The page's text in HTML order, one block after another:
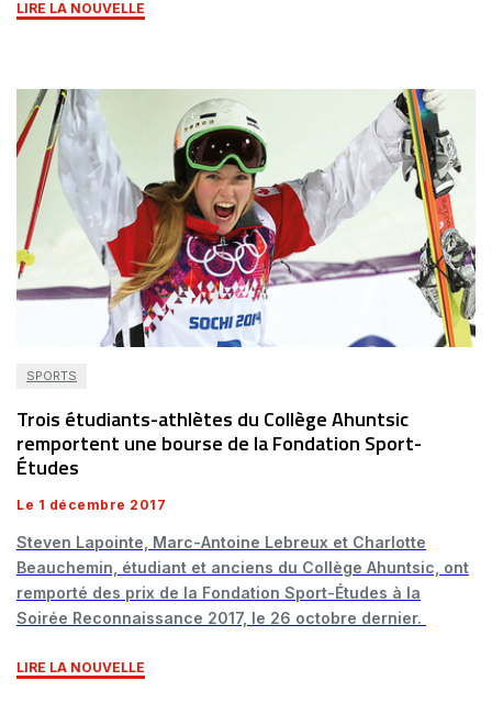
LIRE LA NOUVELLE
SPORTS
Trois étudiants-athlètes du Collège Ahuntsic
remportent une bourse de la Fondation Sport-
Études
Le 1 décembre 2017
Steven Lapointe, Marc-Antoine Lebreux et Charlotte
Beauchemin, étudiant et anciens du Collège Ahuntsic, ont
remporté des prix de la Fondation Sport-Études à la
Soirée Reconnaissance 2017, le 26 octobre dernier.
LIRE LA NOUVELLE